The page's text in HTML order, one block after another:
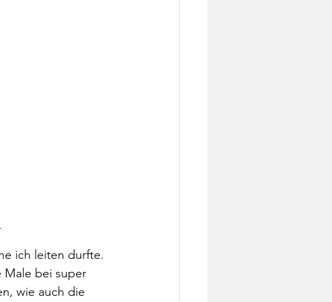
ich leiten durfte.
Male bei super
wie auch die